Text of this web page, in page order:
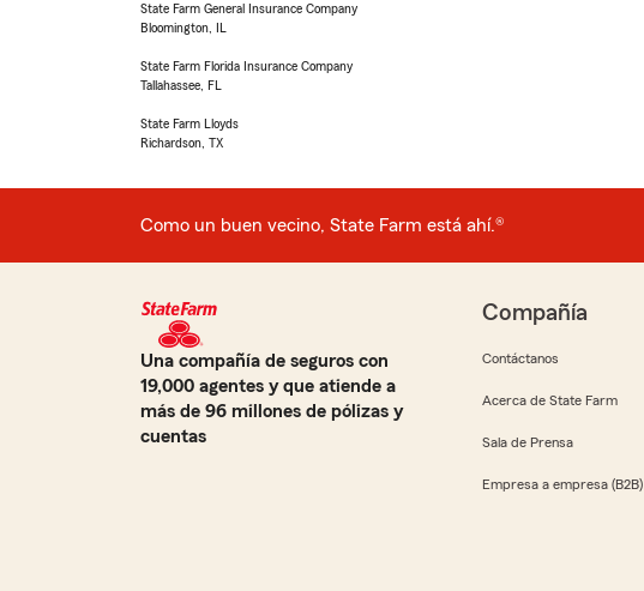
State Farm General Insurance Company
Bloomington, IL
State Farm Florida Insurance Company
Tallahassee, FL
State Farm Lloyds
Richardson, TX
Como un buen vecino, State Farm está ahí.®
Una compañía de seguros con
19,000 agentes y que atiende a
más de 96 millones de pólizas y
cuentas
Compañía
Contáctanos
Acerca de State Farm
Sala de Prensa
Empresa a empresa (B2B)